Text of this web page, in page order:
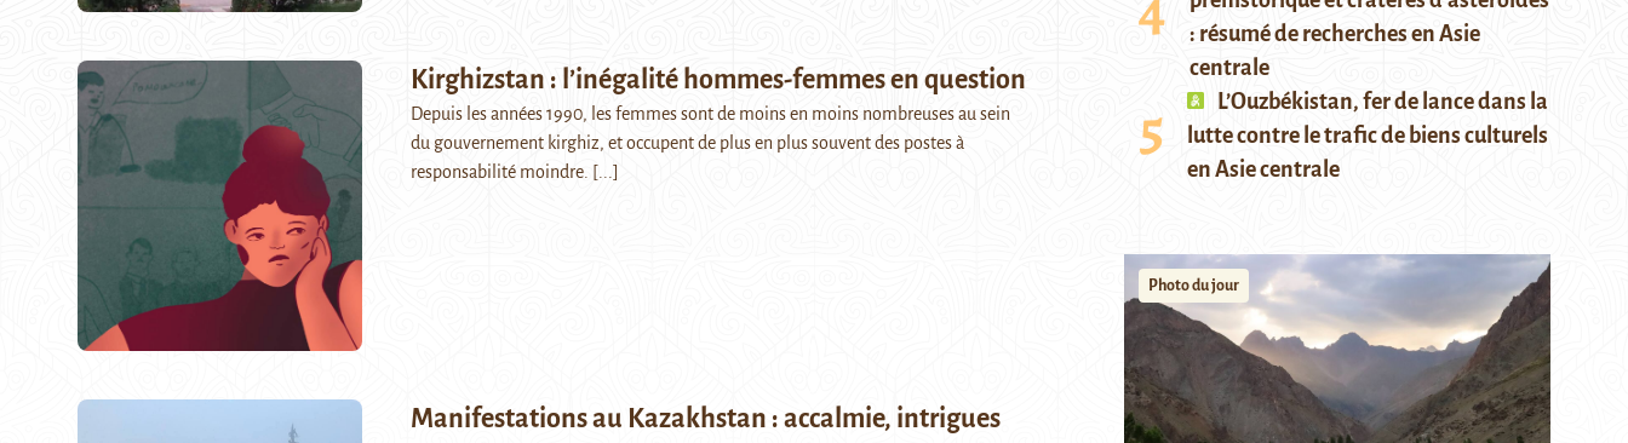
Kirghizstan : l’inégalité hommes-femmes en question
Depuis les années 1990, les femmes sont de moins en moins nombreuses au sein
du gouvernement kirghiz, et occupent de plus en plus souvent des postes à
responsabilité moindre. [...]
Manifestations au Kazakhstan : accalmie, intrigues
: résumé de recherches en Asie
centrale
L’Ouzbékistan, fer de lance dans la
lutte contre le trafic de biens culturels
en Asie centrale
Photo du jour